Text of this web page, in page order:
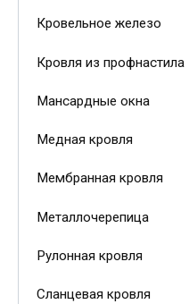
Кровельное железо
Кровля из профнастила
Мансардные окна
Медная кровля
Мембранная кровля
Металлочерепица
Рулонная кровля
Сланцевая кровля